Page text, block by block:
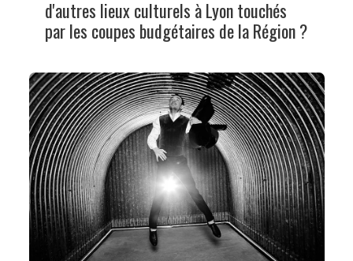
d'autres lieux culturels à Lyon touchés
par les coupes budgétaires de la Région ?